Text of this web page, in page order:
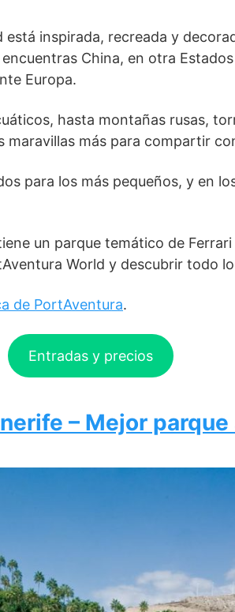
inspirada, recreada y
China, en otra
Europa.
hasta montañas rusas,
maravillas más para compartir
para los más pequeños, y en
un parque temático de
World y descubrir todo
de PortAventura.
Entradas y precios
– Mejor